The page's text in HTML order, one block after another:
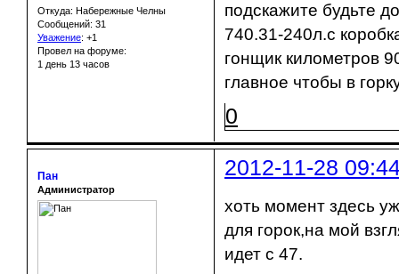
Откуда: Набережные Челны
Сообщений: 31
Уважение: +1
Провел на форуме:
1 день 13 часов
подскажите будьте
740.31-240л.с
гонщик километров
главное чтобы в
0
2012-11-28
Пан
Администратор
хоть момент здесь
для горок,на мой
идет с 47.